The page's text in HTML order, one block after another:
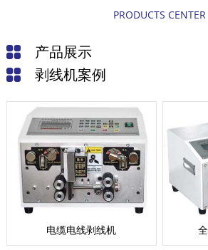
PRODUCTS CENTER
产品展示
剥线机案例
电缆电线剥线机